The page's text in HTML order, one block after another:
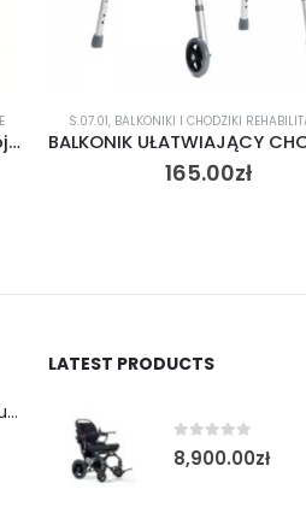
REHABILITACYJNE
BALKONIK UŁATWIAJĄCY CHODZENIE BOLA MARKI VITEA CARE
S.07.01,
Żel HyperOil 30 ml Tubka
LATEST PRODUCTS
0out of 5
8,900.00zł